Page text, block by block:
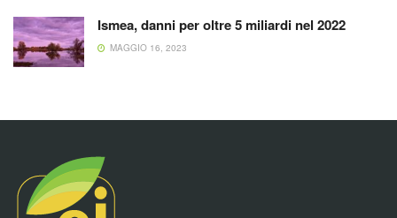
Ismea, danni per oltre 5 miliardi nel 2022
MAGGIO 16, 2023